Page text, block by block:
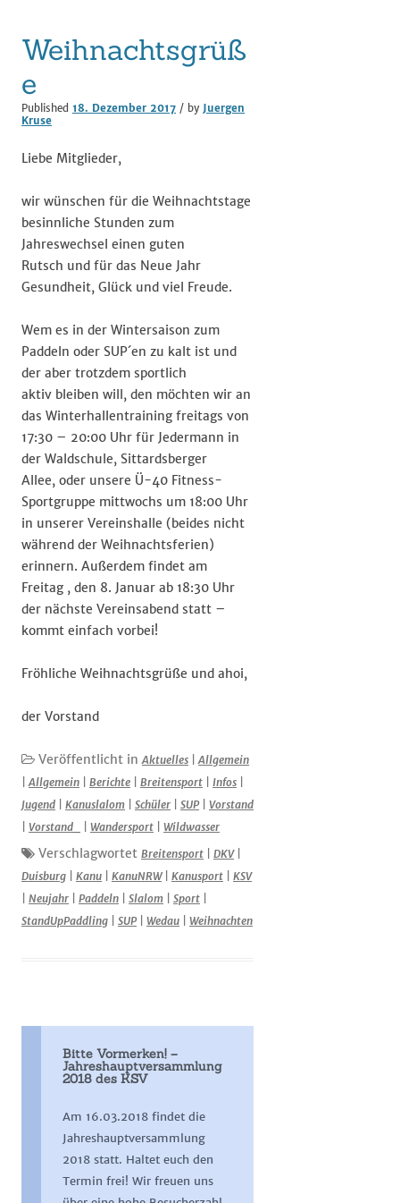
Weihnachtsgrüß
e
Published 18. Dezember 2017 / by Juergen
Kruse
Liebe Mitglieder,
wir wünschen für die Weihnachtstage
besinnliche Stunden zum
Jahreswechsel einen guten
Rutsch und für das Neue Jahr
Gesundheit, Glück und viel Freude.
Wem es in der Wintersaison zum
Paddeln oder SUP´en zu kalt ist und
der aber trotzdem sportlich
aktiv bleiben will, den möchten wir an
das Winterhallentraining freitags von
17:30 – 20:00 Uhr für Jedermann in
der Waldschule, Sittardsberger
Allee, oder unsere Ü-40 Fitness-
Sportgruppe mittwochs um 18:00 Uhr
in unserer Vereinshalle (beides nicht
während der Weihnachtsferien)
erinnern. Außerdem findet am
Freitag , den 8. Januar ab 18:30 Uhr
der nächste Vereinsabend statt –
kommt einfach vorbei!
Fröhliche Weihnachtsgrüße und ahoi,
der Vorstand
Veröffentlicht inAktuelles
Allgemein
Allgemein Berichte Breitensport Infos
Jugend
Kanuslalom Schüler SUP| Vorstand
Vorstand_ Wandersport Wildwasser
Verschlagwortet Breitensport DKV|
Duisburg
Kanu KanuNRW| Kanusport
KSV
Neujahr Paddeln Slalom Sport
StandUpPaddling
SUP| Wedau Weihnachten
Bitte Vormerken! –
Jahreshauptversammlung
2018 des KSV
Am 16.03.2018 findet die
Jahreshauptversammlung
2018 statt. Haltet euch den
Termin frei! Wir freuen uns